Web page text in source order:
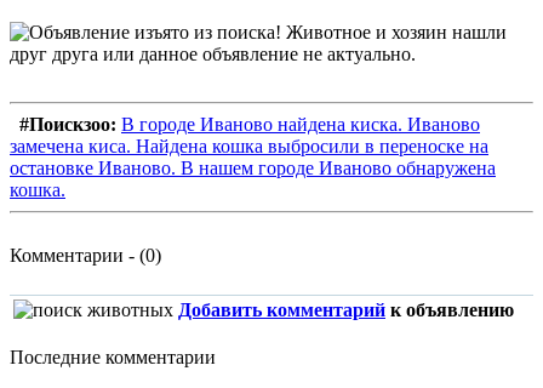
#Поискзоо: В городе Иваново найдена киска. Иваново
замечена киса. Найдена кошка выбросили в переноске на
остановке Иваново. В нашем городе Иваново обнаружена
кошка.
Комментарии - (0)
Добавить комментарий к объявлению
Последние комментарии